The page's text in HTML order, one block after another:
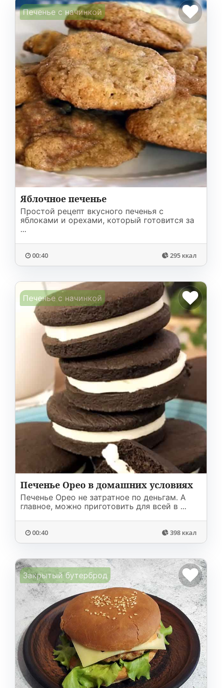
Печенье с начинкой
Яблочное печенье
Простой рецепт вкусного печенья с
яблоками и орехами, который готовится за
...
00:40 295 ккал
Печенье с начинкой
Печенье Орео в домашних условиях
Печенье Орео не затратное по деньгам. А
главное, можно приготовить для всей в ...
00:40 398 ккал
Закрытый бутерброд